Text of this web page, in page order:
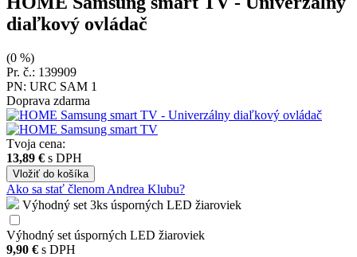
diaľkový ovládač
(0 %)
Pr. č.: 139909
PN: URC SAM 1
Doprava zdarma
Tvoja cena:
13,89 € s DPH
Vložiť do košíka
Ako sa stať členom Andrea Klubu?
Výhodný set 3ks úsporných LED žiaroviek
Výhodný set úsporných LED žiaroviek
9,90 € s DPH